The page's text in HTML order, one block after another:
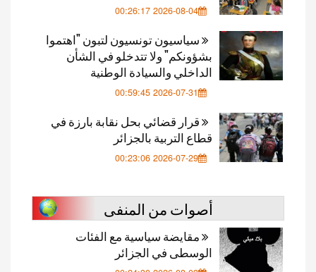
2026-08-04 00:26:17
سياسيون تونسيون لتبون "اهتموا
بشؤونكم" ولا تتدخلو في الشأن
الداخلي والسيادة الوطنية
2026-07-31 00:59:45
قرار قضائي بحل نقابة بارزة في
قطاع التربية بالجزائر
2026-07-29 00:23:06
أصوات من المنفى
مقايضة سياسية مع الفئات
الوسطى في الجزائر